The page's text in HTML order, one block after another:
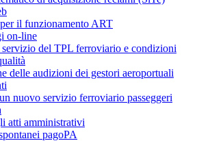
il funzionamento ART
on-line
del TPL ferroviario e condizioni
delle audizioni dei gestori aeroportuali
nuovo servizio ferroviario passeggeri
atti amministrativi
pagoPA